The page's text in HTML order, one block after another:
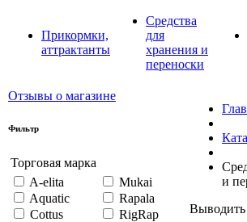
Прикормки,
аттрактанты
Средства
для
хранения и
переноски
Отзывы о магазине
Фильтр
Торговая марка
A-elita
Aquatic
Cottus
Mukai
Rapala
RigRap
и